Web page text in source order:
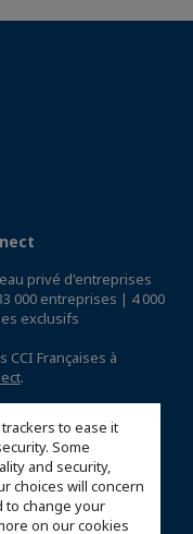
to ease it
Some
and security,
choices will concern
to change your
on our cookies
privé d'entreprises
000 entreprises | 4 000
exclusifs
Françaises à
.